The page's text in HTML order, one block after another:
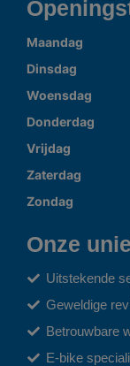
Maandag
Dinsdag
Woensdag
Donderdag
Vrijdag
Zaterdag
Zondag
Onze
Uitstekende
Geweldige
Betrouwbare
E-bike